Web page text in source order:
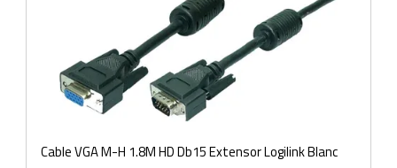
Cable VGA M-H 1.8M HD Db15 Extensor Logilink Blanc